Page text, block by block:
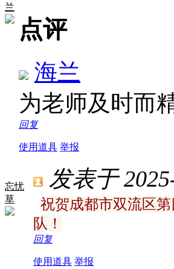
兰
点评
海兰
为老师及时而
回复
使用道具 举报
忘忧
草
发表于
祝贺成都市双流区
队！
回复
使用道具 举报